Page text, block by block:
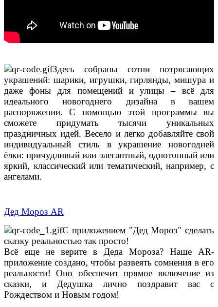
Здесь собраны сотни потрясающих
украшений: шарики, игрушки, гирлянды, мишура и
даже фоны для помещений и улицы – всё для
идеального новогоднего дизайна в вашем
распоряжении. С помощью этой программы вы
сможете придумать тысячи уникальных
праздничных идей. Весело и легко добавляйте свой
индивидуальный стиль в украшение новогодней
ёлки: причудливый или элегантный, однотонный или
яркий, классический или тематический, например, с
ангелами.
Дед Мороз AR
С приложением "Дед Мороз" сделать
сказку реальностью так просто!
Всё еще не верите в Деда Мороза? Наше AR-
приложение создано, чтобы развеять сомнения в его
реальности! Оно обеспечит прямое включение из
сказки, и Дедушка лично поздравит вас с
Рождеством и Новым годом!